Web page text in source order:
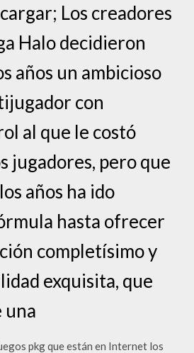
Los creadores
Halo decidieron
años un ambicioso
con
al que le costó
jugadores, pero que
años ha ido
hasta ofrecer
completísimo y
exquisita, que
una
pkg que están en Internet los